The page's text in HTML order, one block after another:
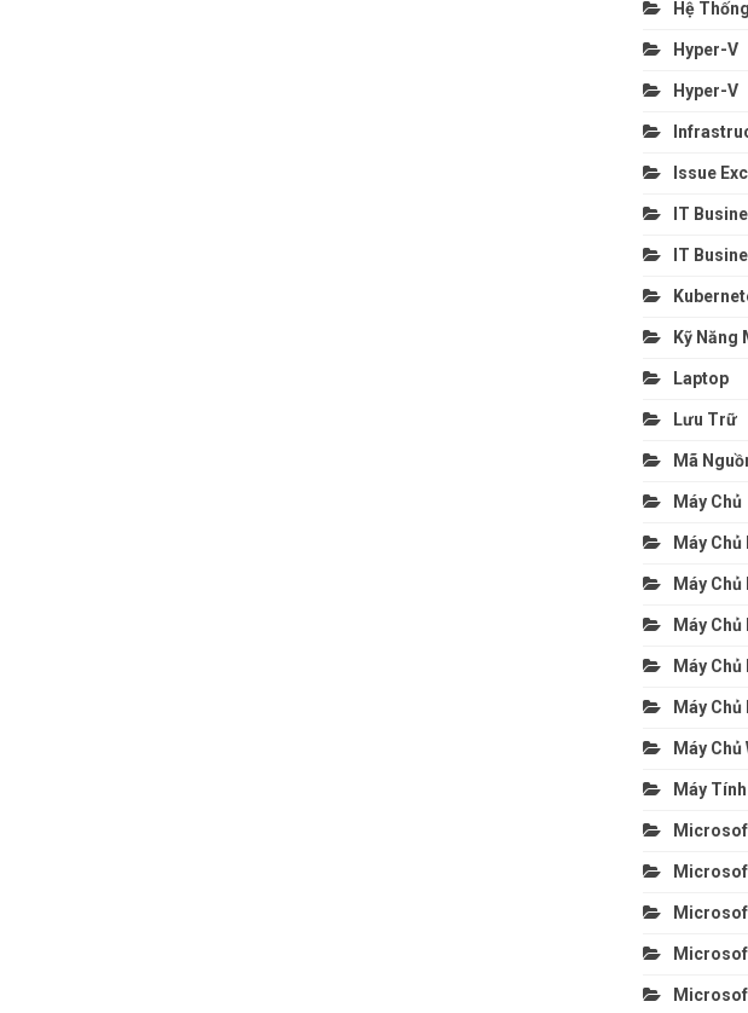
Hệ
Hyper-V
Hyper-V
Issue
IT
IT
Kỹ Năng
Laptop
Lưu Trữ
Mã
Máy Chủ
Máy Chủ
Máy Chủ
Máy Chủ
Máy Chủ
Máy Chủ
Máy
Máy